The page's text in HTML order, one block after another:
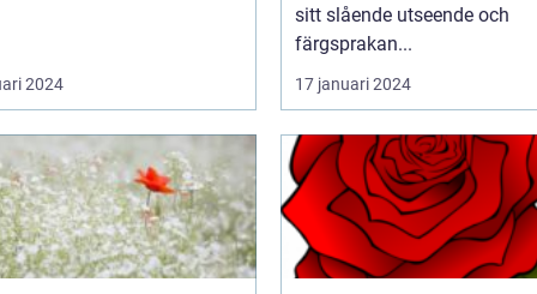
2024
sitt slående utseende och
färgsprakan...
17 januari 2024